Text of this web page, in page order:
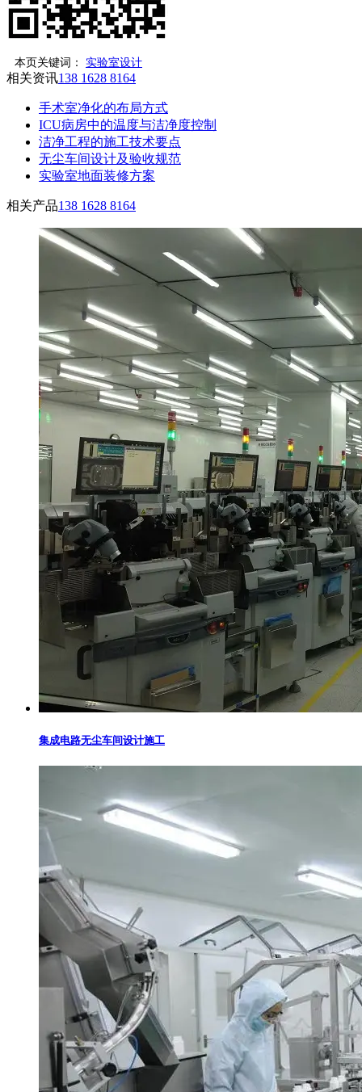
本页关键词： 实验室设计
相关资讯138 1628 8164
手术室净化的布局方式
ICU病房中的温度与洁净度控制
洁净工程的施工技术要点
无尘车间设计及验收规范
实验室地面装修方案
相关产品138 1628 8164
集成电路无尘车间设计施工